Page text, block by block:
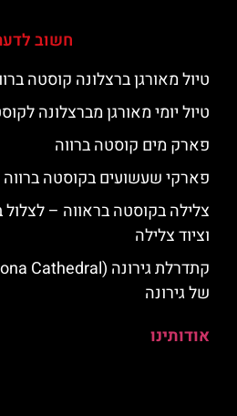
חשוב
טיול מאורגן ברצלונה קוסטה
טיול יומי מאורגן מברצלונה
פארק מים קוסטה ברווה
פארקי שעשועים בקוסטה ברווה
צלילה בקוסטה בראווה – לצלול
וציוד צלילה
של גירונה
אודותינו